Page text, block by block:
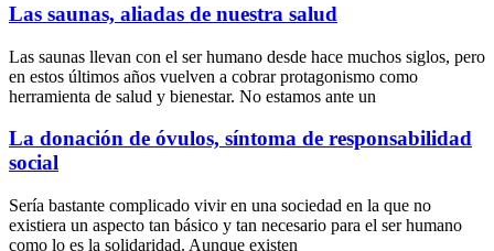
Las saunas, aliadas de nuestra salud
Las saunas llevan con el ser humano desde hace muchos siglos, pero
en estos últimos años vuelven a cobrar protagonismo como
herramienta de salud y bienestar. No estamos ante un
La donación de óvulos, síntoma de responsabilidad
social
Sería bastante complicado vivir en una sociedad en la que no
existiera un aspecto tan básico y tan necesario para el ser humano
como lo es la solidaridad. Aunque existen